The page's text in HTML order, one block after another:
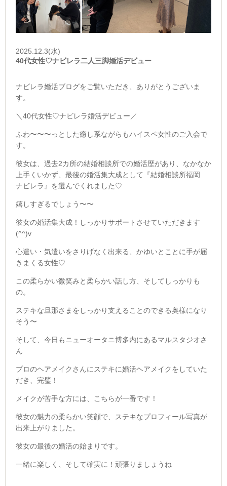
2025.12.3(水)
40代女性♡ナビレラ二人三脚婚活デビュー
ナビレラ婚活ブログをご覧いただき、ありがとうございま
す。
＼40代女性♡ナビレラ婚活デビュー／
ふわ〜〜〜っとした癒し系ながらもハイスペ女性のご入会で
す。
彼女は、過去2カ所の結婚相談所での婚活歴があり、なかなか
上手くいかず、最後の婚活集大成として『結婚相談所福岡
ナビレラ』を選んでくれました♡
嬉しすぎるでしょう〜〜
彼女の婚活集大成！しっかりサポートさせていただきます
(^^)v
心遣い・気遣いをさりげなく出来る、かゆいとことに手が届
きまくる女性♡
この柔らかい微笑みと柔らかい話し方、そしてしっかりも
の。
ステキな旦那さまをしっかり支えることのできる奥様になり
そう〜
そして、今日もニューオータニ博多内にあるマルスタジオさ
ん
プロのヘアメイクさんにステキに婚活ヘアメイクをしていた
だき、完璧！
メイクが苦手な方には、こちらが一番です！
彼女の魅力の柔らかい笑顔で、ステキなプロフィール写真が
出来上がりました。
彼女の最後の婚活の始まりです。
一緒に楽しく、そして確実に！頑張りましょうね